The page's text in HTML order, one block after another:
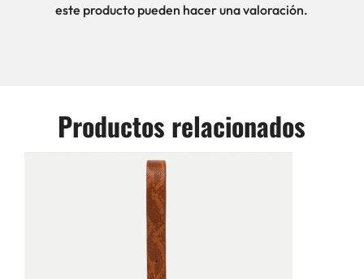
este producto pueden hacer una valoración.
Productos relacionados